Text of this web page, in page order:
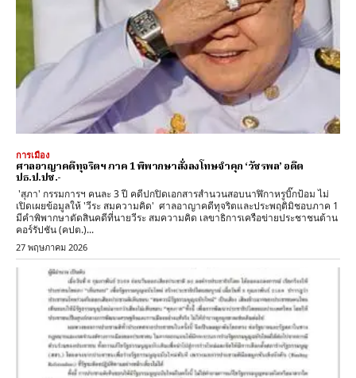
การเมือง
ศาลอาญาคดีทุจริตฯ ภาค 1 พิพากษาสั่งลงโทษจำคุก ‘วัชรพล’ อดีต
ปธ.ป.ปช.-
'สุภา' กรรมการฯ คนละ 3 ปี คดีปกปิดเอกสารสำนวนสอบนาฬิกาหรูบิ๊กป้อม ไม่
เปิดเผยข้อมูลให้ 'วีระ สมความคิด' ศาลอาญาคดีทุจริตและประพฤติมิชอบภาค 1
มีคำพิพากษาตัดสินคดีที่นายวีระ สมความคิด เลขาธิการเครือข่ายประชาชนต้าน
คอร์รัปชัน (คปต.)...
27 พฤษภาคม 2026